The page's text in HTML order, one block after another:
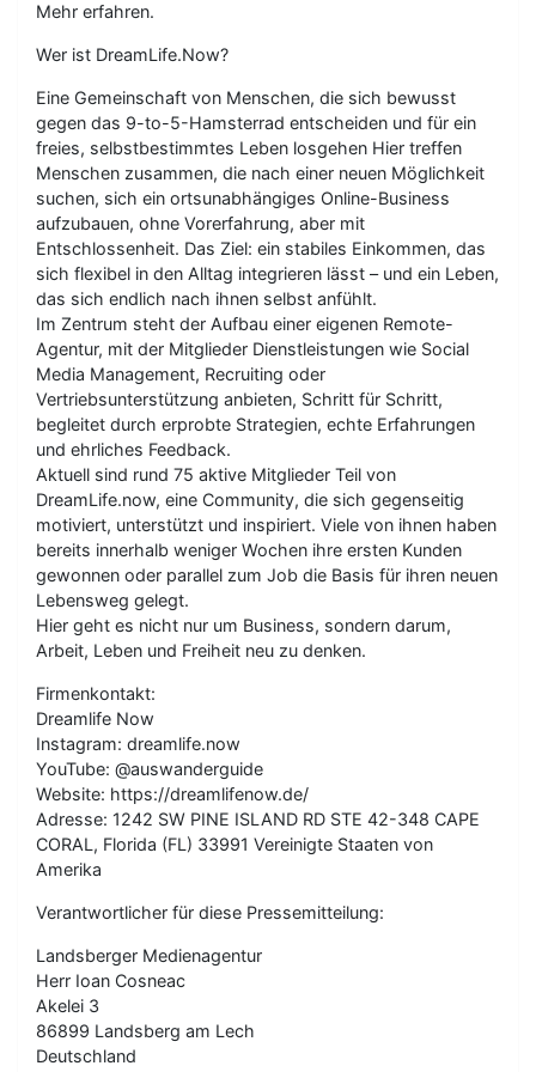
Mehr erfahren.
Wer ist DreamLife.Now?
Eine Gemeinschaft von Menschen, die sich bewusst
gegen das 9-to-5-Hamsterrad entscheiden und für ein
freies, selbstbestimmtes Leben losgehen Hier treffen
Menschen zusammen, die nach einer neuen Möglichkeit
suchen, sich ein ortsunabhängiges Online-Business
aufzubauen, ohne Vorerfahrung, aber mit
Entschlossenheit. Das Ziel: ein stabiles Einkommen, das
sich flexibel in den Alltag integrieren lässt – und ein Leben,
das sich endlich nach ihnen selbst anfühlt.
Im Zentrum steht der Aufbau einer eigenen Remote-
Agentur, mit der Mitglieder Dienstleistungen wie Social
Media Management, Recruiting oder
Vertriebsunterstützung anbieten, Schritt für Schritt,
begleitet durch erprobte Strategien, echte Erfahrungen
und ehrliches Feedback.
Aktuell sind rund 75 aktive Mitglieder Teil von
DreamLife.now, eine Community, die sich gegenseitig
motiviert, unterstützt und inspiriert. Viele von ihnen haben
bereits innerhalb weniger Wochen ihre ersten Kunden
gewonnen oder parallel zum Job die Basis für ihren neuen
Lebensweg gelegt.
Hier geht es nicht nur um Business, sondern darum,
Arbeit, Leben und Freiheit neu zu denken.
Firmenkontakt:
Dreamlife Now
Instagram: dreamlife.now
YouTube: @auswanderguide
Website: https://dreamlifenow.de/
Adresse: 1242 SW PINE ISLAND RD STE 42-348 CAPE
CORAL, Florida (FL) 33991 Vereinigte Staaten von
Amerika
Verantwortlicher für diese Pressemitteilung:
Landsberger Medienagentur
Herr Ioan Cosneac
Akelei 3
86899 Landsberg am Lech
Deutschland